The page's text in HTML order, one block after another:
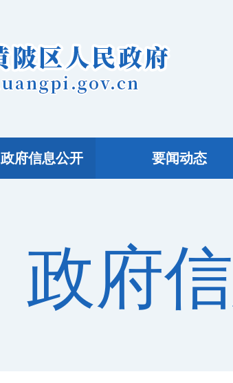
政府信息公开 要闻动态
政府